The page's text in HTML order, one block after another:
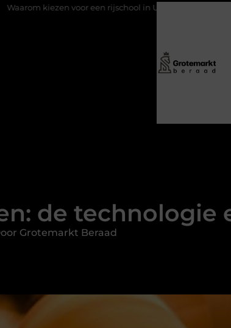
voor een rijschool in Utrecht? Duurzaamheid
de technologie
Grotemarkt Beraad